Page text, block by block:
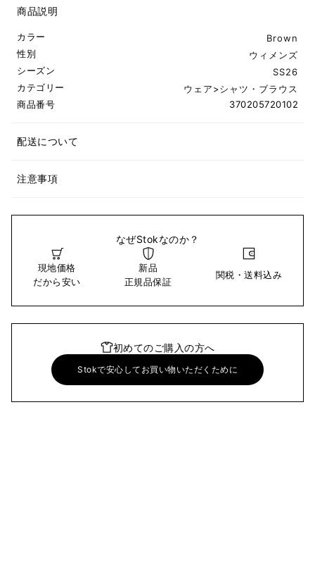
商品説明
カラー
Brown
性別
ウィメンズ
シーズン
SS26
カテゴリー
ウェア>シャツ・ブラウス
商品番号
370205720102
配送について
注意事項
なぜStokなのか？
現地価格
だから安い
新品
正規品保証
関税・送料込み
初めてのご購入の方へ
Stokで安心してお買い物いただくために